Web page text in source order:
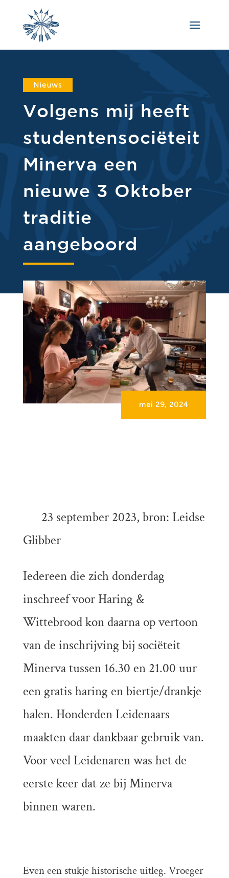
Nieuws
Volgens mij heeft
studentensociëteit
Minerva een
nieuwe 3 Oktober
traditie
aangeboord
mei 29, 2024
23 september 2023, bron: Leidse
Glibber
Iedereen die zich donderdag
inschreef voor Haring &
Wittebrood kon daarna op vertoon
van de inschrijving bij sociëteit
Minerva tussen 16.30 en 21.00 uur
een gratis haring en biertje/drankje
halen. Honderden Leidenaars
maakten daar dankbaar gebruik van.
Voor veel Leidenaren was het de
eerste keer dat ze bij Minerva
binnen waren.
Even een stukje historische uitleg. Vroeger